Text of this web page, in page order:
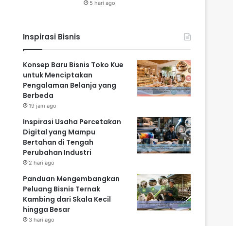
5 hari ago
Inspirasi Bisnis
Konsep Baru Bisnis Toko Kue
untuk Menciptakan
Pengalaman Belanja yang
Berbeda
19 jam ago
Inspirasi Usaha Percetakan
Digital yang Mampu
Bertahan di Tengah
Perubahan Industri
2 hari ago
Panduan Mengembangkan
Peluang Bisnis Ternak
Kambing dari Skala Kecil
hingga Besar
3 hari ago